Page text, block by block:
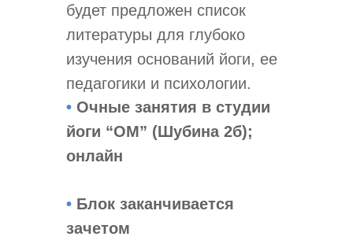
будет предложен список
литературы для глубоко
изучения оснований йоги, ее
педагогики и психологии.
• Очные занятия в студии
йоги “ОМ” (Шубина 2б);
онлайн
• Блок заканчивается
зачетом